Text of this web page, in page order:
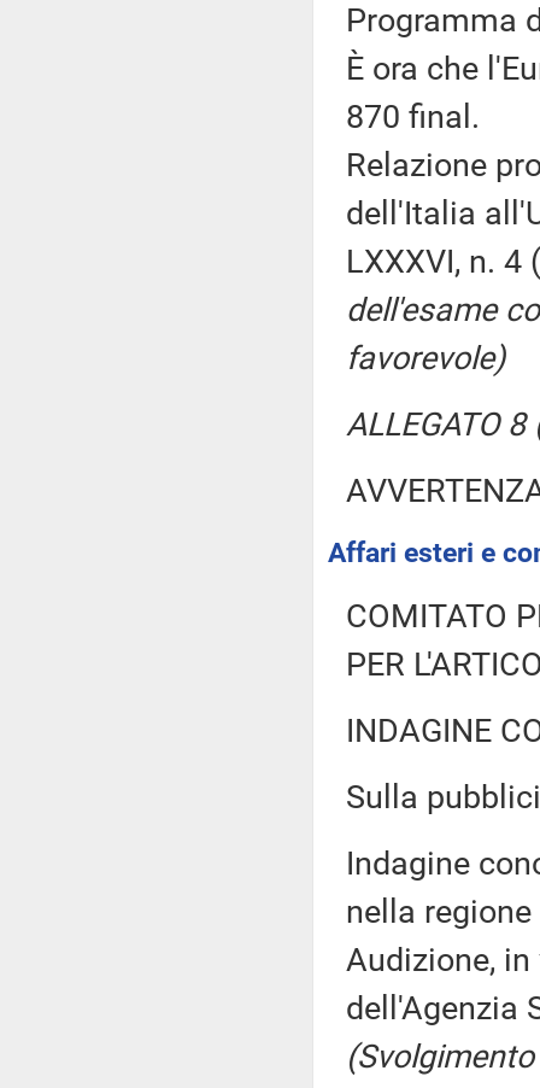
Programma
È ora che
870 final.
Relazione
dell'Italia
LXXXVI, n.
dell'esame
favorevole)
ALLEGATO
Affari esteri e
COMITATO
PER
INDAGINE
Sulla
Indagine
nella
Audizione,
dell'Agenzia